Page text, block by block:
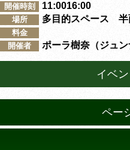
開催時刻 11:0016:00
場所 多目的スペース 半
料金
開催者
ポーラ樹奈（ジュ
イベ
ペー